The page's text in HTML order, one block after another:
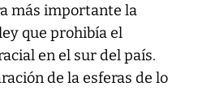
más importante la
que prohibía el
en el sur del país.
de la esferas de lo